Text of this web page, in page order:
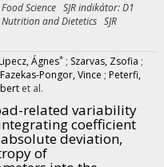
Science SJR indikátor: D1
and Dietetics SJR
Ágnes* ; Szarvas, Zsofia ;
Fazekas-Pongor, Vince ; Peterfi,
et al.
related variability
coefficient
deviation,
of